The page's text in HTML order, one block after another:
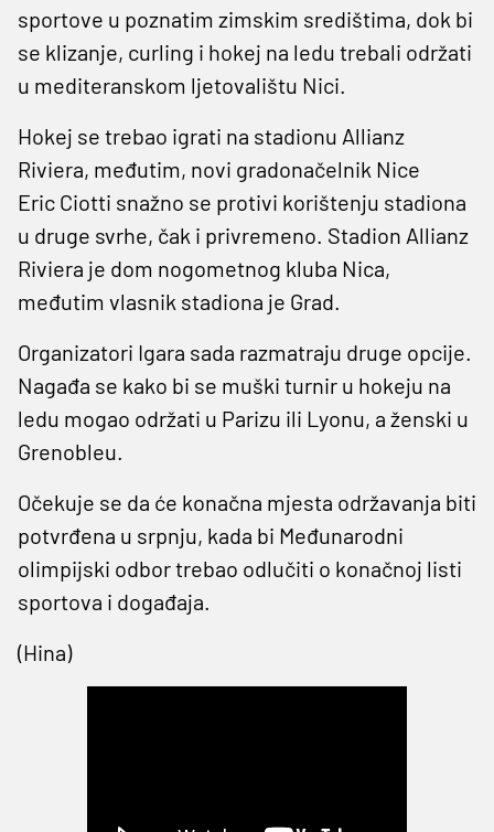
sportove u poznatim zimskim središtima, dok bi
se klizanje, curling i hokej na ledu trebali održati
u mediteranskom ljetovalištu Nici.
Hokej se trebao igrati na stadionu Allianz
Riviera, međutim, novi gradonačelnik Nice
Eric Ciotti snažno se protivi korištenju stadiona
u druge svrhe, čak i privremeno. Stadion Allianz
Riviera je dom nogometnog kluba Nica,
međutim vlasnik stadiona je Grad.
Organizatori Igara sada razmatraju druge opcije.
Nagađa se kako bi se muški turnir u hokeju na
ledu mogao održati u Parizu ili Lyonu, a ženski u
Grenobleu.
Očekuje se da će konačna mjesta održavanja biti
potvrđena u srpnju, kada bi Međunarodni
olimpijski odbor trebao odlučiti o konačnoj listi
sportova i događaja.
(Hina)